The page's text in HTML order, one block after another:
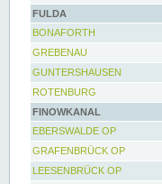
FULDA
BONAFORTH
GREBENAU
GUNTERSHAUSEN
ROTENBURG
FINOWKANAL
EBERSWALDE OP
GRAFENBRÜCK OP
LEESENBRÜCK OP